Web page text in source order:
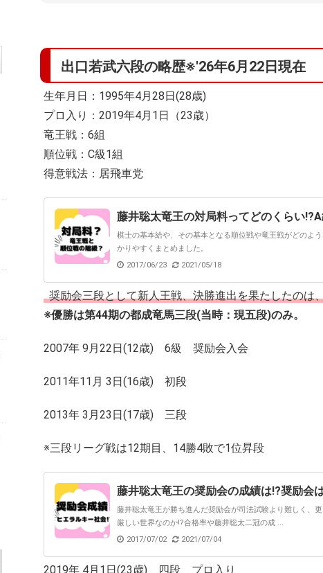
出口若武六段の略歴※'26年6月22日現在
生年月日：1995年4月28日(28歳)
プロ入り：2019年4月1日（23歳）
竜王戦：6組
順位戦：C級1組
得意戦法：居飛車党
藤井聡太竜王の対局料ってどのくらい
棋士の基本給や、その基本となる順位戦や竜王戦がどのよ
かりやすくまとめました。
2017/06/23
2021/05/18
奨励会三段として新人王戦、決勝進出を果たしたのは
※優勝は第44期の都成竜馬三段(当時：現五段)のみ。
2007年 9月22日(12歳) 6級 奨励会入会
2011年11月 3日(16歳) 初段
2013年 3月23日(17歳) 三段
※三段リーグ戦は12期目、14勝4敗で1位昇段
藤井聡太竜王の奨励会の成績は!?奨励会
藤井聡太竜王が勝ち進んだ奨励会が司法試験より難しく、
厳しい世界なのか!?合格率や藤井聡太二冠の成 ...
2017/07/02
2021/07/04
2019年 4月1日(23歳) 四段 プロ入り